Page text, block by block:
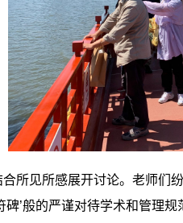
所见所感展开讨论。老师们纷
碑’般的严谨对待学术和管理规